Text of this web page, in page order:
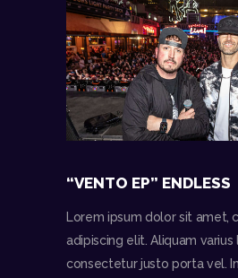
“VENTO EP” ENDLESS
Lorem ipsum dolor sit amet,
adipiscing elit. Aliquam
consectetur justo porta vel. In